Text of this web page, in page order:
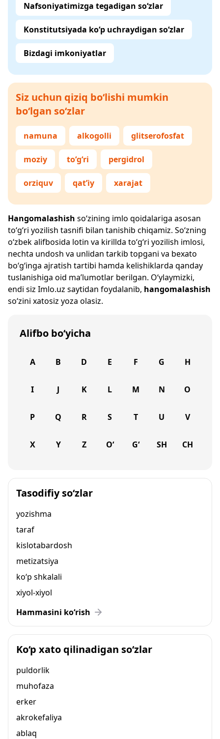
Nafsoniyatimizga tegadigan so‘zlar
Konstitutsiyada ko‘p uchraydigan so‘zlar
Bizdagi imkoniyatlar
Siz uchun qiziq bo‘lishi mumkin
bo‘lgan so‘zlar
namuna alkogolli glitserofosfat
moziy to‘g‘ri pergidrol
orziquv qat’iy xarajat
Hangomalashish so‘zining imlo qoidalariga asosan
to‘g‘ri yozilish tasnifi bilan tanishib chiqamiz. So‘zning
o‘zbek alifbosida lotin va kirillda to‘g‘ri yozilish imlosi,
nechta undosh va unlidan tarkib topgani va bexato
bo‘g‘inga ajratish tartibi hamda kelishiklarda qanday
tuslanishiga oid ma’lumotlar berilgan. O‘ylaymizki,
endi siz Imlo.uz saytidan foydalanib, hangomalashish
so‘zini xatosiz yoza olasiz.
Alifbo bo‘yicha
A B D E F G H
I J K L M N O
P Q R S T U V
X Y Z O‘ G‘ SH CH
Tasodifiy so‘zlar
yozishma
taraf
kislotabardosh
metizatsiya
ko‘p shkalali
xiyol-xiyol
Hammasini ko‘rish
Ko‘p xato qilinadigan so‘zlar
puldorlik
muhofaza
erker
akrokefaliya
ablaq